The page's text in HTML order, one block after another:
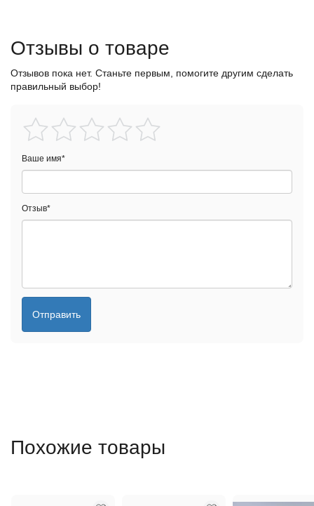
Отзывы о товаре
Отзывов пока нет. Станьте первым, помогите другим сделать
правильный выбор!
Ваше имя*
Отзыв*
Отправить
Похожие товары